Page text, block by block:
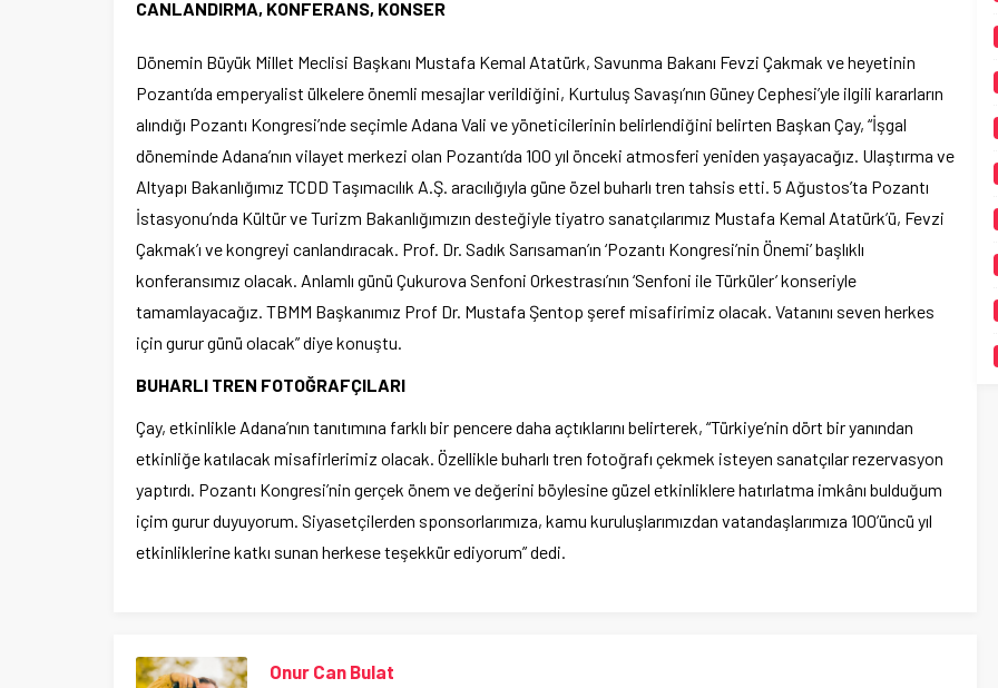
CANLANDIRMA, KONFERANS, KONSER
Dönemin Büyük Millet Meclisi Başkanı Mustafa Kemal Atatürk, Savunma Bakanı Fevzi Çakmak ve heyetinin
Pozantı’da emperyalist ülkelere önemli mesajlar verildiğini, Kurtuluş Savaşı’nın Güney Cephesi’yle ilgili kararların
alındığı Pozantı Kongresi’nde seçimle Adana Vali ve yöneticilerinin belirlendiğini belirten Başkan Çay, “İşgal
döneminde Adana’nın vilayet merkezi olan Pozantı’da 100 yıl önceki atmosferi yeniden yaşayacağız. Ulaştırma ve
Altyapı Bakanlığımız TCDD Taşımacılık A.Ş. aracılığıyla güne özel buharlı tren tahsis etti. 5 Ağustos’ta Pozantı
İstasyonu’nda Kültür ve Turizm Bakanlığımızın desteğiyle tiyatro sanatçılarımız Mustafa Kemal Atatürk’ü, Fevzi
Çakmak’ı ve kongreyi canlandıracak. Prof. Dr. Sadık Sarısaman’ın ‘Pozantı Kongresi’nin Önemi’ başlıklı
konferansımız olacak. Anlamlı günü Çukurova Senfoni Orkestrası’nın ‘Senfoni ile Türküler’ konseriyle
tamamlayacağız. TBMM Başkanımız Prof Dr. Mustafa Şentop şeref misafirimiz olacak. Vatanını seven herkes
için gurur günü olacak” diye konuştu.
BUHARLI TREN FOTOĞRAFÇILARI
Çay, etkinlikle Adana’nın tanıtımına farklı bir pencere daha açtıklarını belirterek, “Türkiye’nin dört bir yanından
etkinliğe katılacak misafirlerimiz olacak. Özellikle buharlı tren fotoğrafı çekmek isteyen sanatçılar rezervasyon
yaptırdı. Pozantı Kongresi’nin gerçek önem ve değerini böylesine güzel etkinliklere hatırlatma imkânı bulduğum
içim gurur duyuyorum. Siyasetçilerden sponsorlarımıza, kamu kuruluşlarımızdan vatandaşlarımıza 100’üncü yıl
etkinliklerine katkı sunan herkese teşekkür ediyorum” dedi.
Onur Can Bulat